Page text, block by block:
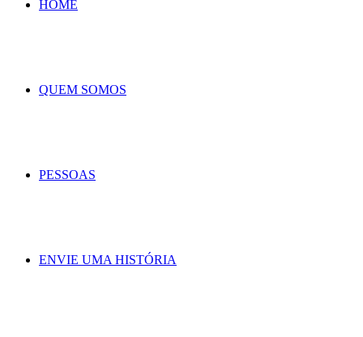
HOME
QUEM SOMOS
PESSOAS
ENVIE UMA HISTÓRIA